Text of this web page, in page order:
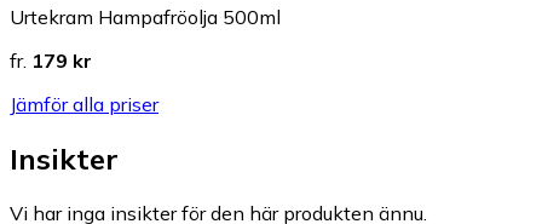
Urtekram Hampafröolja 500ml
fr. 179 kr
Jämför alla priser
Insikter
Vi har inga insikter för den här produkten ännu.